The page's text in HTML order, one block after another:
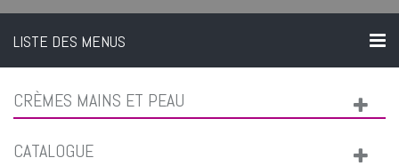
LISTE DES MENUS
CRÈMES MAINS ET PEAU
CATALOGUE